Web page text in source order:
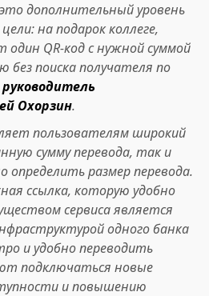
дополнительный уровень
на подарок коллеге,
QR-код с нужной суммой
поиска получателя по
Охорзин.
пользователям широкий
сумму перевода, так и
размер перевода.
ссылка, которую удобно
сервиса является
одного банка
и удобно переводить
подключаться новые
и повышению